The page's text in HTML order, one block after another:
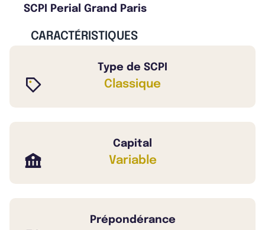
SCPI Perial Grand Paris
CARACTÉRISTIQUES
Type de SCPI
Classique
Capital
Variable
Prépondérance